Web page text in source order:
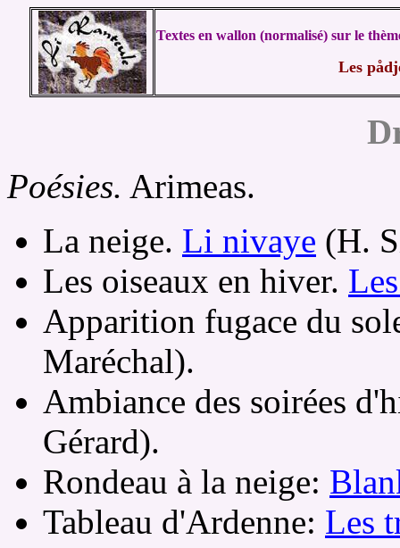
Textes en wallon (normalisé) sur le
Les
Poésies. Arimeas.
La neige. Li nivaye (H.
Les oiseaux en hiver.
Apparition fugace du
Maréchal).
Ambiance des soirées
Gérard).
Rondeau à la neige:
Tableau d'Ardenne: Les